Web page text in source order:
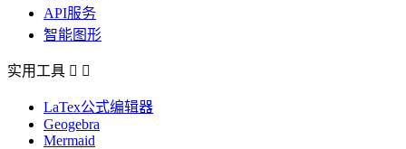
API服务
智能图形
实用工具  
LaTex公式编辑器
Geogebra
Mermaid